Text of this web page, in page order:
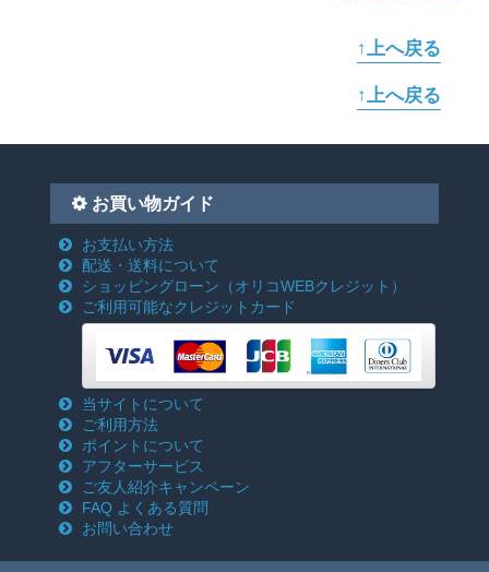
↑上へ戻る
↑上へ戻る
お買い物ガイド
お支払い方法
配送・送料について
ショッピングローン （オリコWEBクレジット）
ご利用可能なクレジットカード
当サイトについて
ご利用方法
ポイントについて
アフターサービス
ご友人紹介キャンペーン
FAQ よくある質問
お問い合わせ